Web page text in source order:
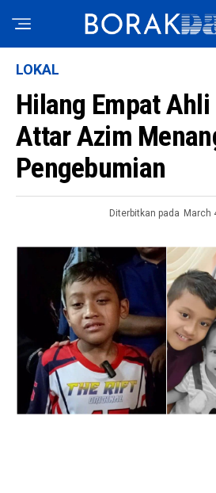
LOKAL
Hilang Empat
Attar Azim
Pengebumian
Diterbitkan pada March